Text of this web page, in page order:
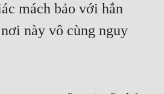
mách bảo với hắn
này vô cùng nguy